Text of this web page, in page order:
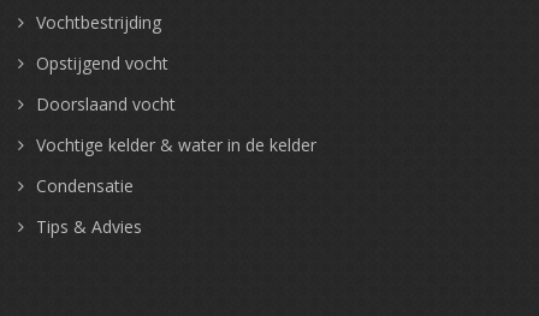
Vochtbestrijding
Opstijgend vocht
Doorslaand vocht
Vochtige kelder & water in de kelder
Condensatie
Tips & Advies